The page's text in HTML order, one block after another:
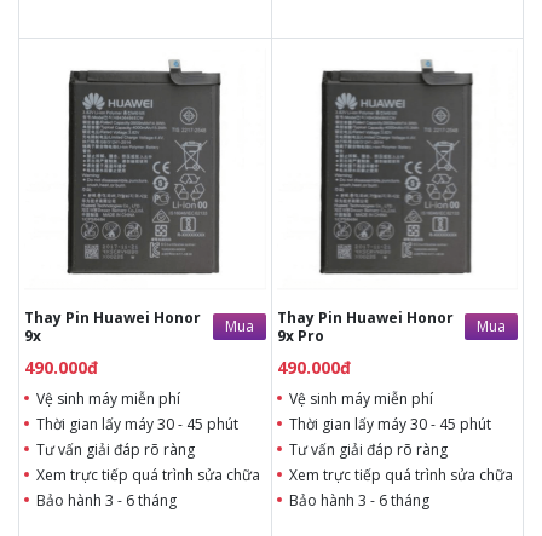
Thay Pin Huawei Honor
9x
Mua
490.000đ
Vệ sinh máy miễn phí
Thời gian lấy máy 30 - 45 phút
Tư vấn giải đáp rõ ràng
Xem trực tiếp quá trình sửa chữa
Bảo hành 3 - 6 tháng
490.000đ Liên hệ
Vệ sinh máy miễn phí
Thời gian lấy máy 30 - 45
phút
Tư vấn giải đáp rõ ràng
Xem trực tiếp quá trình
thay/ép mặt kính
Tùy ý lựa chọn mặt
kính thay
Bảo hành 12 tháng
Thay Pin Huawei Honor
9x Pro
Mua
490.000đ
Vệ sinh máy miễn phí
Thời gian lấy máy 30 - 45 phút
Tư vấn giải đáp rõ ràng
Xem trực tiếp quá trình sửa chữa
Bảo hành 3 - 6 tháng
490.000đ Liên hệ
Vệ sinh máy miễn phí
Thời gian lấy máy 30 - 45
phút
Tư vấn giải đáp rõ ràng
Xem trực tiếp quá trình
thay/ép mặt kính
Tùy ý lựa chọn mặt
kính thay